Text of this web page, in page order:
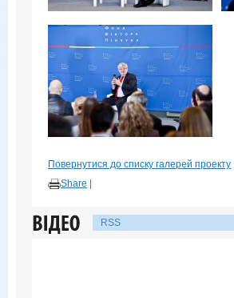
Повернутися до списку галерей проекту
Share
RSS